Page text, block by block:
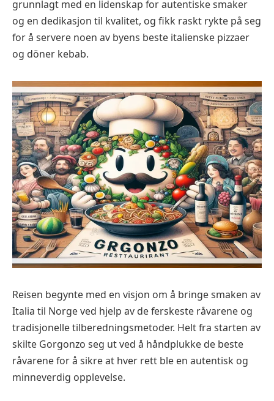
grunnlagt med en lidenskap for autentiske smaker
og en dedikasjon til kvalitet, og fikk raskt rykte på seg
for å servere noen av byens beste italienske pizzaer
og döner kebab.
Reisen begynte med en visjon om å bringe smaken av
Italia til Norge ved hjelp av de ferskeste råvarene og
tradisjonelle tilberedningsmetoder. Helt fra starten av
skilte Gorgonzo seg ut ved å håndplukke de beste
råvarene for å sikre at hver rett ble en autentisk og
minneverdig opplevelse.